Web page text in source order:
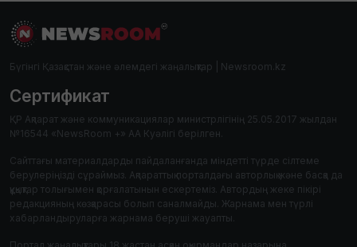
Бүгінгі Қазақстан және әлемдегі жаңалықтар | Newsroom.kz
Сертификат
ҚР Ақпарат және коммуникациялар министрлігінің 25.05.2017 жылдан
№16544 «NewsRoom +» АА Куәлігі берілген.
Сайттағы материалдарды пайдаланғанда міндетті түрде сілтеме
берулеріңізді сұраймыз. Ақпараттық порталдағы авторлық және басқа да
құқықтар толығымен қорғалатынын ескертеміз. Автордың жеке пікірі
редакцияның көзқарасы болып саналмайды. Жарнама мен түрлі
хабарландыруларға жарнама беруші жауапты.